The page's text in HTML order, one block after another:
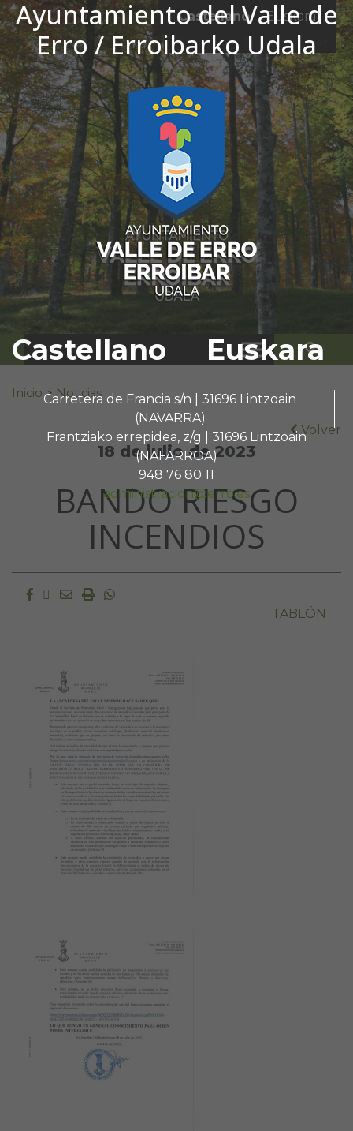
Ayuntamiento del Valle de
Erro / Erroibarko Udala
Castellano Euskara
Carretera de Francia s/n | 31696 Lintzoain
(NAVARRA)
Frantziako errepidea, z/g | 31696 Lintzoain
(NAFARROA)
948 76 80 11
administracion@erro.es
Ir al contenido
Castellano
Euskara
El tiempo - Tutiempo.net
Buscar:
Inicio > Noticias
Volver
18 de julio de 2023
BANDO RIESGO
INCENDIOS
Facebook
Twitter
EmailImprimir
Whatsapp
TABLÓN